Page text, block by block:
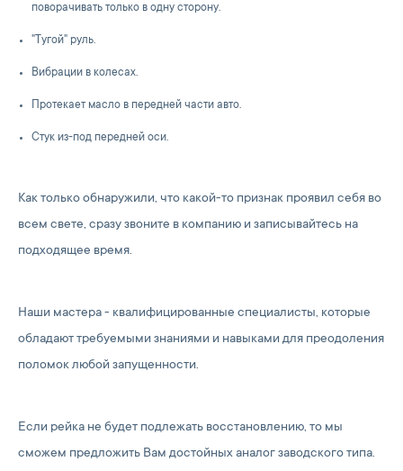
поворачивать только в одну сторону.
"Тугой" руль.
Вибрации в колесах.
Протекает масло в передней части авто.
Стук из-под передней оси.
Как только обнаружили, что какой-то признак проявил себя во
всем свете, сразу звоните в компанию и записывайтесь на
подходящее время.
Наши мастера - квалифицированные специалисты, которые
обладают требуемыми знаниями и навыками для преодоления
поломок любой запущенности.
Если рейка не будет подлежать восстановлению, то мы
сможем предложить Вам достойных аналог заводского типа.